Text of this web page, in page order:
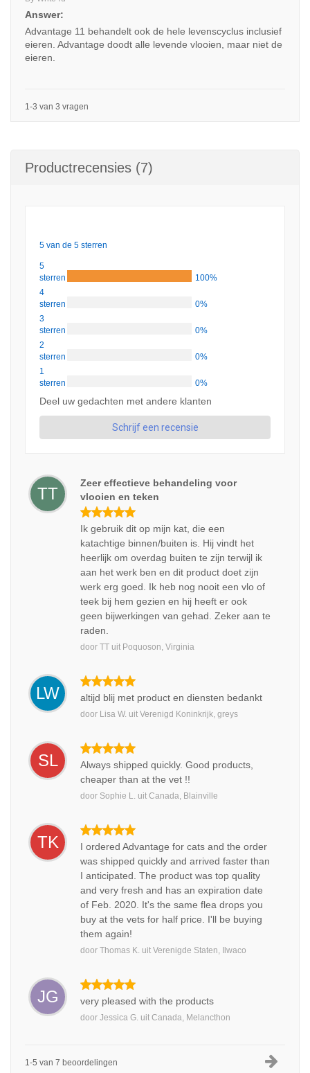
Answer:
Advantage 11 behandelt ook de hele levenscyclus inclusief
eieren. Advantage doodt alle levende vlooien, maar niet de
eieren.
1-3 van 3 vragen
Productrecensies (7)
5 van de 5 sterren
5
sterren
100%
4
sterren
0%
3
sterren
0%
2
sterren
0%
1
sterren
0%
Deel uw gedachten met andere klanten
Schrijf een recensie
TT
Zeer effectieve behandeling voor
vlooien en teken
Ik gebruik dit op mijn kat, die een
katachtige binnen/buiten is. Hij vindt het
heerlijk om overdag buiten te zijn terwijl ik
aan het werk ben en dit product doet zijn
werk erg goed. Ik heb nog nooit een vlo of
teek bij hem gezien en hij heeft er ook
geen bijwerkingen van gehad. Zeker aan te
raden.
door TT uit Poquoson, Virginia
LW altijd blij met product en diensten bedankt
door Lisa W. uit Verenigd Koninkrijk, greys
SL
Always shipped quickly. Good products,
cheaper than at the vet !!
door Sophie L. uit Canada, Blainville
TK
I ordered Advantage for cats and the order
was shipped quickly and arrived faster than
I anticipated. The product was top quality
and very fresh and has an expiration date
of Feb. 2020. It's the same flea drops you
buy at the vets for half price. I'll be buying
them again!
door Thomas K. uit Verenigde Staten, Ilwaco
JG very pleased with the products
door Jessica G. uit Canada, Melancthon
1-5 van 7 beoordelingen